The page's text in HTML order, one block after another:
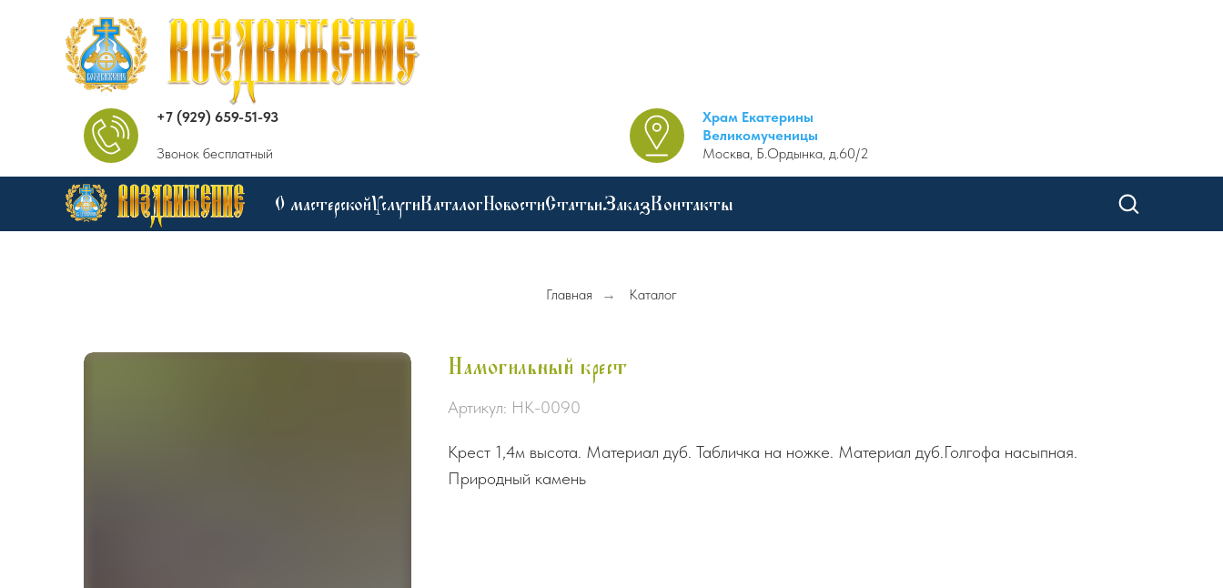
+7 (929) 659-51-93
Звонок бесплатный
Храм Екатерины
Великомученицы
Москва, Б.Ордынка, д.60/2
О мастерскойУслугиКаталогНовостиСтатьиЗаказКонтакты
Главная → Каталог
Намогильный крест
Артикул: НК-0090
Крест 1,4м высота. Материал дуб. Табличка на ножке. Материал дуб.Голгофа насыпная.
Природный камень